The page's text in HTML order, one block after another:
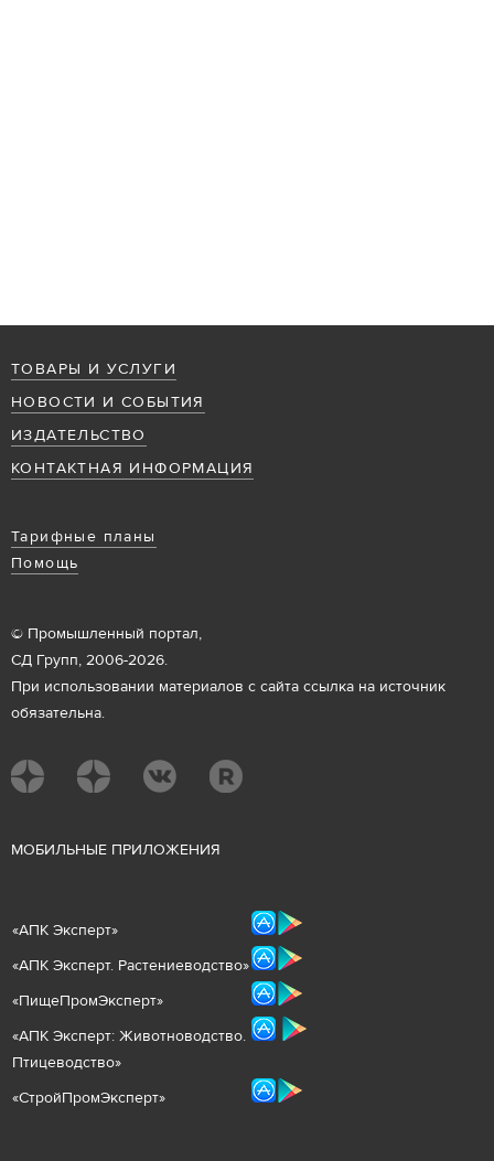
ТОВАРЫ И УСЛУГИ
НОВОСТИ И СОБЫТИЯ
ИЗДАТЕЛЬСТВО
КОНТАКТНАЯ ИНФОРМАЦИЯ
Тарифные планы
Помощь
© Промышленный портал,
СД Групп, 2006-2026.
При использовании материалов с сайта ссылка на источник
обязательна.
МОБИЛЬНЫЕ ПРИЛОЖЕНИЯ
«АПК Эксперт»
«АПК Эксперт. Растениеводство»
«ПищеПромЭксперт»
«АПК Эксперт: Животноводство.
Птицеводство»
«СтройПромЭксперт»